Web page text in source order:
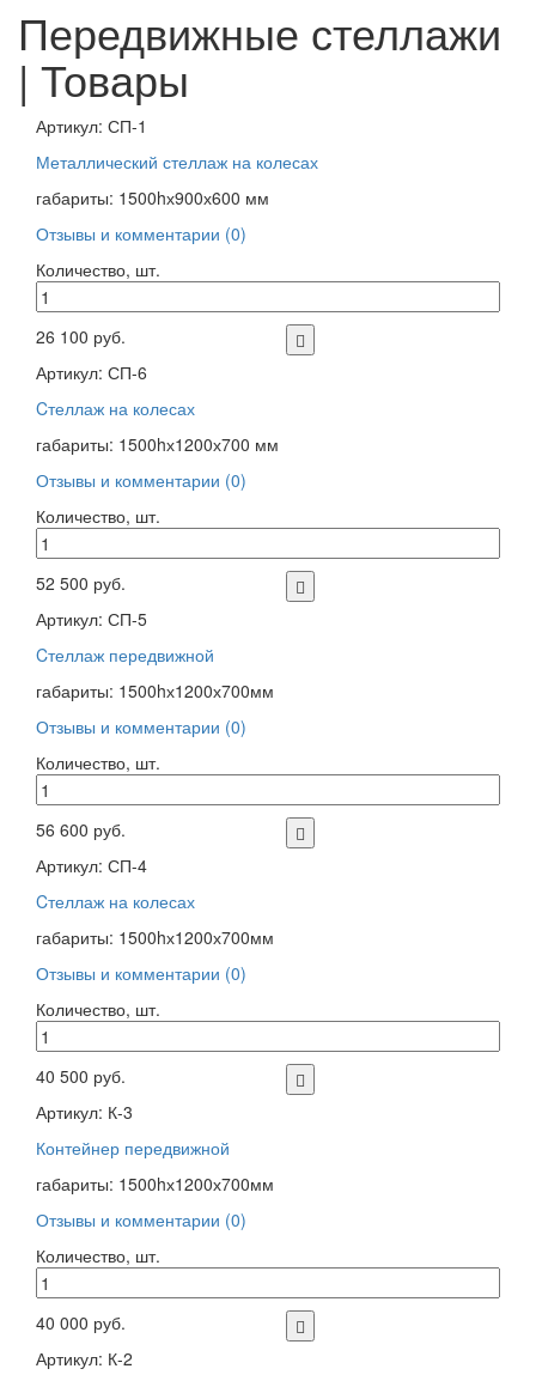
Передвижные стеллажи
| Товары
Артикул: СП-1
Металлический стеллаж на колесах
габариты: 1500hх900х600 мм
Отзывы и комментарии (0)
Количество, шт.
26 100 руб.
Артикул: СП-6
Cтеллаж на колесах
габариты: 1500hх1200х700 мм
Отзывы и комментарии (0)
Количество, шт.
52 500 руб.
Артикул: СП-5
Cтеллаж передвижной
габариты: 1500hх1200х700мм
Отзывы и комментарии (0)
Количество, шт.
56 600 руб.
Артикул: СП-4
Cтеллаж на колесах
габариты: 1500hх1200х700мм
Отзывы и комментарии (0)
Количество, шт.
40 500 руб.
Артикул: К-3
Контейнер передвижной
габариты: 1500hх1200х700мм
Отзывы и комментарии (0)
Количество, шт.
40 000 руб.
Артикул: К-2